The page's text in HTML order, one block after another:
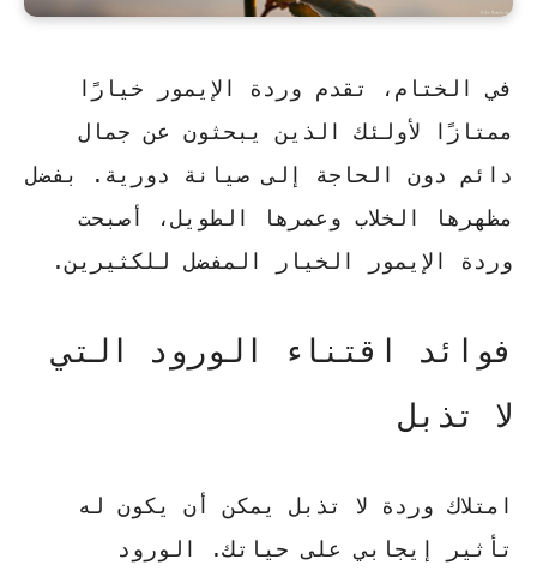
في الختام، تقدم وردة الإيمور خيارًا
ممتازًا لأولئك الذين يبحثون عن جمال
دائم دون الحاجة إلى صيانة دورية. بفضل
مظهرها الخلاب وعمرها الطويل، أصبحت
وردة الإيمور الخيار المفضل للكثيرين.
فوائد اقتناء الورود التي
لا تذبل
امتلاك وردة لا تذبل يمكن أن يكون له
تأثير إيجابي على حياتك. الورود